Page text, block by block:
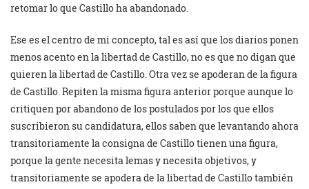
retomar lo que Castillo ha abandonado.
Ese es el centro de mi concepto, tal es así que los diarios ponen
menos acento en la libertad de Castillo, no es que no digan que
quieren la libertad de Castillo. Otra vez se apoderan de la figura
de Castillo. Repiten la misma figura anterior porque aunque lo
critiquen por abandono de los postulados por los que ellos
suscribieron su candidatura, ellos saben que levantando ahora
transitoriamente la consigna de Castillo tienen una figura,
porque la gente necesita lemas y necesita objetivos, y
transitoriamente se apodera de la libertad de Castillo también